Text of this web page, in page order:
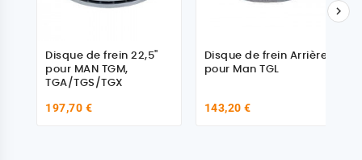
Disque de frein 22,5"
pour MAN TGM,
TGA/TGS/TGX
197,70 €
Disque de frein Arrière
pour Man TGL
143,20 €
